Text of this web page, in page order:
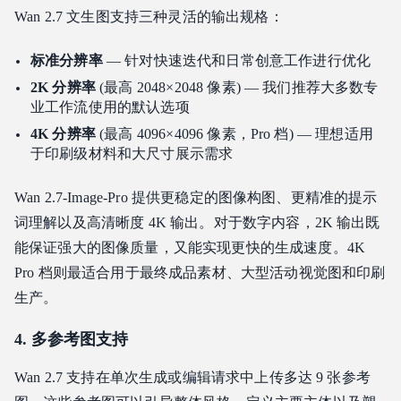
Wan 2.7 文生图支持三种灵活的输出规格：
标准分辨率— 针对快速迭代和日常创意工作进行优化
2K 分辨率(最高 2048×2048 像素) — 我们推荐大多数专
业工作流使用的默认选项
4K 分辨率(最高 4096×4096 像素，Pro 档) — 理想适用
于印刷级材料和大尺寸展示需求
Wan 2.7-Image-Pro 提供更稳定的图像构图、更精准的提示
词理解以及高清晰度 4K 输出。对于数字内容，2K 输出既
能保证强大的图像质量，又能实现更快的生成速度。4K
Pro 档则最适合用于最终成品素材、大型活动视觉图和印刷
生产。
4. 多参考图支持
Wan 2.7 支持在单次生成或编辑请求中上传多达 9 张参考